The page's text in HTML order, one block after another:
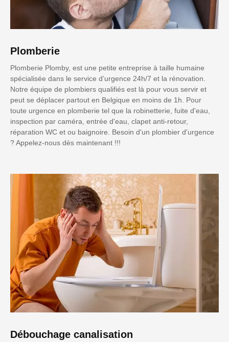
Plomberie
Plomberie Plomby, est une petite entreprise à taille humaine
spécialisée dans le service d’urgence 24h/7 et la rénovation.
Notre équipe de plombiers qualifiés est là pour vous servir et
peut se déplacer partout en Belgique en moins de 1h. Pour
toute urgence en plomberie tel que la robinetterie, fuite d'eau,
inspection par caméra, entrée d'eau, clapet anti-retour,
réparation WC et ou baignoire. Besoin d'un plombier d'urgence
? Appelez-nous dès maintenant !!!
Débouchage canalisation